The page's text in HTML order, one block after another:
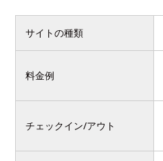
サイトの種類
料金例
チェックイン/アウト